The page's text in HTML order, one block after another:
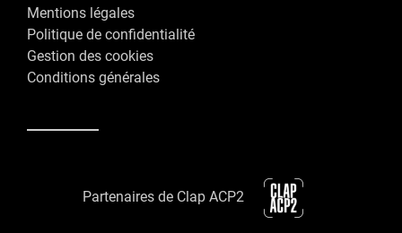
Mentions légales
Politique de confidentialité
Gestion des cookies
Conditions générales
Partenaires de Clap ACP2